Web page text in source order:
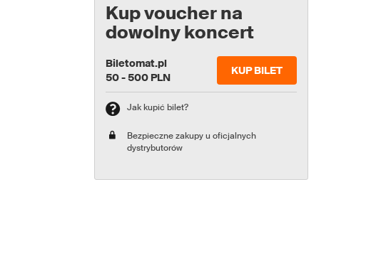
Kup voucher na
dowolny koncert
Biletomat.pl
50 - 500 PLN
KUP BILET
Jak kupić bilet?
Bezpieczne zakupy u oficjalnych
dystrybutorów